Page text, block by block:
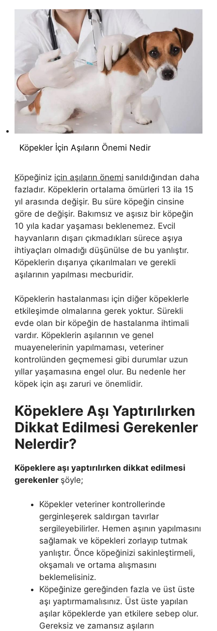
Köpekler İçin Aşıların Önemi Nedir
Köpeğiniz için aşıların önemi sanıldığından daha
fazladır. Köpeklerin ortalama ömürleri 13 ila 15
yıl arasında değişir. Bu süre köpeğin cinsine
göre de değişir. Bakımsız ve aşısız bir köpeğin
10 yıla kadar yaşaması beklenemez. Evcil
hayvanların dışarı çıkmadıkları sürece aşıya
ihtiyaçları olmadığı düşünülse de bu yanlıştır.
Köpeklerin dışarıya çıkarılmaları ve gerekli
aşılarının yapılması mecburidir.
Köpeklerin hastalanması için diğer köpeklerle
etkileşimde olmalarına gerek yoktur. Sürekli
evde olan bir köpeğin de hastalanma ihtimali
vardır. Köpeklerin aşılarının ve genel
muayenelerinin yapılmaması, veteriner
kontrolünden geçmemesi gibi durumlar uzun
yıllar yaşamasına engel olur. Bu nedenle her
köpek için aşı zaruri ve önemlidir.
Köpeklere Aşı Yaptırılırken
Dikkat Edilmesi Gerekenler
Nelerdir?
Köpeklere aşı yaptırılırken dikkat edilmesi
gerekenler şöyle;
Köpekler veteriner kontrollerinde
gerginleşerek saldırgan tavırlar
sergileyebilirler. Hemen aşının yapılmasını
sağlamak ve köpekleri zorlayıp tutmak
yanlıştır. Önce köpeğinizi sakinleştirmeli,
okşamalı ve ortama alışmasını
beklemelisiniz.
Köpeğinize gereğinden fazla ve üst üste
aşı yaptırmamalısınız. Üst üste yapılan
aşılar köpeklerde yan etkilere sebep olur.
Gereksiz ve zamansız aşıların